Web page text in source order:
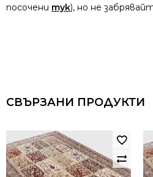
посочени тук), но не
СВЪРЗАНИ ПРОДУКТИ